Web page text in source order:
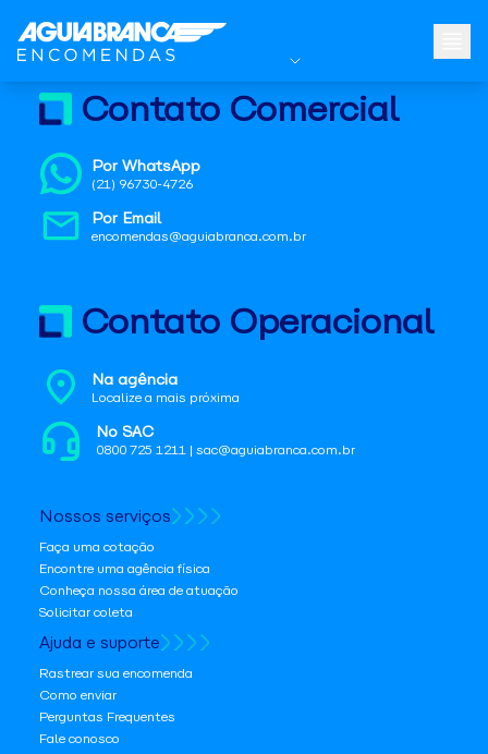
Contato Comercial
Por WhatsApp
(21) 96730-4726
Por Email
encomendas@aguiabranca.com.br
Contato Operacional
Na agência
Localize a mais próxima
No SAC
0800 725 1211 | sac@aguiabranca.com.br
Nossos serviços
Faça uma cotação
Encontre uma agência física
Conheça nossa área de atuação
Solicitar coleta
Ajuda e suporte
Rastrear sua encomenda
Como enviar
Perguntas Frequentes
Fale conosco